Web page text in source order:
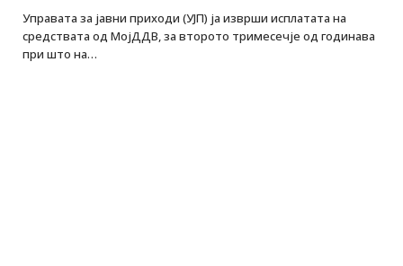
Управата за јавни приходи (УЈП) ја изврши исплатата на
средствата од МојДДВ, за второто тримесечје од годинава
при што на…